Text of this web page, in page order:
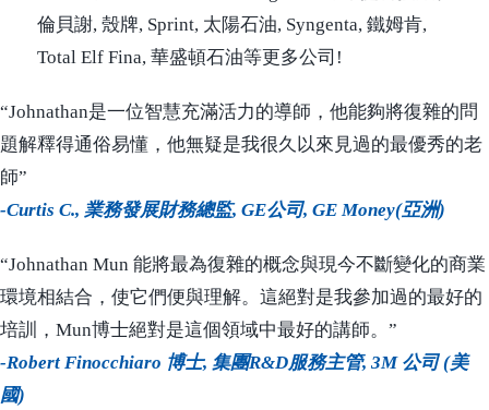
倫貝謝, 殼牌, Sprint, 太陽石油, Syngenta, 鐵姆肯,
Total Elf Fina, 華盛頓石油等更多公司!
“Johnathan是一位智慧充滿活力的導師，他能夠將復雜的問
題解釋得通俗易懂，他無疑是我很久以來見過的最優秀的老
師”
-Curtis C., 業務發展財務總監, GE公司, GE Money(亞洲)
“Johnathan Mun 能將最為復雜的概念與現今不斷變化的商業
環境相結合，使它們便與理解。這絕對是我參加過的最好的
培訓，Mun博士絕對是這個領域中最好的講師。”
-Robert Finocchiaro 博士, 集團R&D服務主管, 3M 公司 (美
國)